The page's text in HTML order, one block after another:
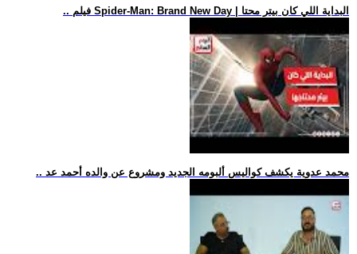
.. فيلم Spider-Man: Brand New Day | البداية اللي كان بيتر محتا
.. محمد عدوية يكشف كواليس ألبومه الجديد ومشروع عن والده أحمد عد